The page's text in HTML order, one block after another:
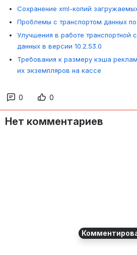
Сохранение xml-копий
Проблемы с транспортом данных
Улучшения в работе транспортной
данных в версии 10.2.53.0
Требования к размеру кэша
их экземпляров на кассе
0 0
Нет комментариев